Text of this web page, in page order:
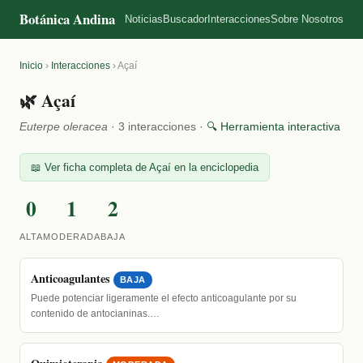
Botánica Andina Noticias Buscador InteraccionesSobre Nosotros
Inicio › Interacciones ›Açaí
🌿 Açaí
Euterpe oleracea · 3 interacciones · 🔍 Herramienta interactiva
📖 Ver ficha completa de Açaí en la enciclopedia
0
ALTA
1
MODERADA
2
BAJA
Anticoagulantes BAJA
Puede potenciar ligeramente el efecto anticoagulante por su
contenido de antocianinas.…